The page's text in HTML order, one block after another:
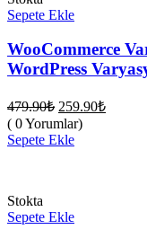
Sepete Ekle
WooCommerce
WordPress
479.90₺ Orijinal
fiyat:
479.90₺.
259.90₺Şu
( 0 Yorumlar)
Sepete Ekle
Stokta
Sepete Ekle